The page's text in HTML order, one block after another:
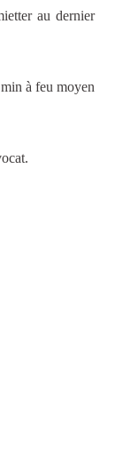
au dernier
à feu moyen